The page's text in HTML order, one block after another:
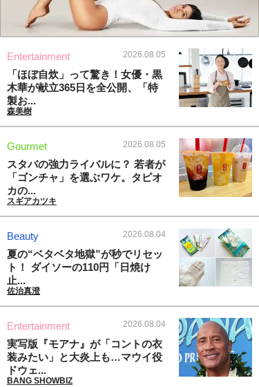
Entertainment 2026.08.05
「ほぼ自炊」って驚き！女優・黒
木華が献立365日を全公開、「特
製お...
森美樹
Gourmet 2026.08.05
スタバの強力ライバルに？ 若者が
「ゴンチャ」を選ぶワケ。タピオ
カの...
スギアカツキ
Beauty 2026.08.04
夏の“ベタベタ地獄”が秒でリセッ
ト！ ダイソーの110円「日焼け
止...
佐治真澄
Entertainment 2026.08.04
実写版『モアナ』が「コントの衣
装みたい」と大炎上も…マウイ役
ドウェ...
BANG SHOWBIZ